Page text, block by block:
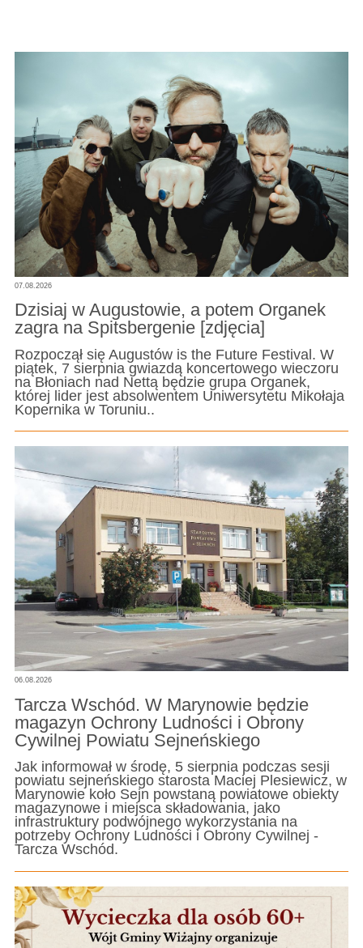
07.08.2026
Dzisiaj w Augustowie, a potem Organek
zagra na Spitsbergenie [zdjęcia]
Rozpoczął się Augustów is the Future Festival. W
piątek, 7 sierpnia gwiazdą koncertowego wieczoru
na Błoniach nad Nettą będzie grupa Organek,
której lider jest absolwentem Uniwersytetu Mikołaja
Kopernika w Toruniu..
06.08.2026
Tarcza Wschód. W Marynowie będzie
magazyn Ochrony Ludności i Obrony
Cywilnej Powiatu Sejneńskiego
Jak informował w środę, 5 sierpnia podczas sesji
powiatu sejneńskiego starosta Maciej Plesiewicz, w
Marynowie koło Sejn powstaną powiatowe obiekty
magazynowe i miejsca składowania, jako
infrastruktury podwójnego wykorzystania na
potrzeby Ochrony Ludności i Obrony Cywilnej -
Tarcza Wschód.